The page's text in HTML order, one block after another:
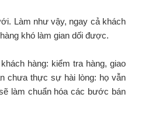
Làm như vậy, ngay cả khách
khó làm gian dối được.
hàng: kiểm tra hàng, giao
chưa thực sự hài lòng: họ vẫn
làm chuẩn hóa các bước bán